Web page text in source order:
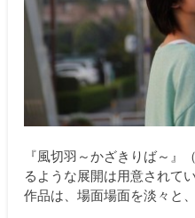
『風切羽～かざきりば～』
るような展開は用意されてい
作品は、場面場面を淡々と